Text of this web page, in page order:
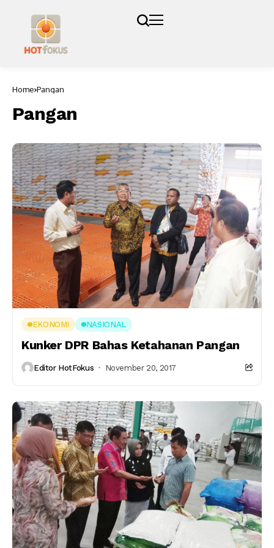
Home Pangan
Pangan
EKONOMI NASIONAL
Kunker DPR Bahas Ketahanan Pangan
Editor HotFokus November 20, 2017